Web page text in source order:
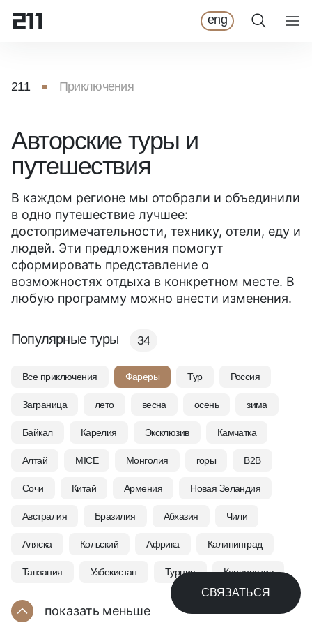
eng
211 Приключения
Авторские туры и
путешествия
В каждом регионе мы отобрали и объединили
в одно путешествие лучшее:
достопримечательности, технику, отели, еду и
людей. Эти предложения помогут
сформировать представление о
возможностях отдыха в конкретном месте. В
любую программу можно внести изменения.
Популярные туры 34
показать меньше
Все приключения Фареры Тур Россия
Заграница лето весна осень зима
Байкал Карелия Эксклюзив Камчатка
Алтай MICE Монголия горы B2B
Сочи Китай Армения Новая Зеландия
Австралия Бразилия Абхазия Чили
Аляска Кольский Африка Калининград
Танзания Узбекистан Турция Корпоратив
СВЯЗАТЬСЯ